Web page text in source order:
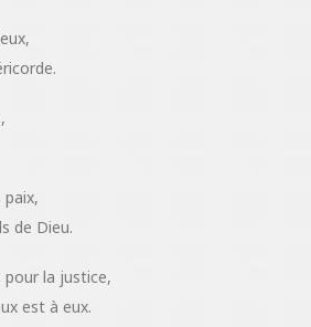
paix,
de Dieu.
pour la justice,
est à eux.